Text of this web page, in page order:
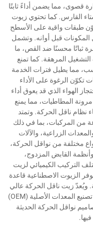
قصوى، مما يضمن أداءً ثابتًا
القارس. كما تحتوي زيوت
طبقات واقية على الأسطح
المكونات قبل أوانه. وتشمل
ثباتًا محسنًا ضد القص، ما
المرهقة. كما تمنع
مما يطيل فترات الخدمة
تكوّن الرغوة على الأداء
الهواء الذي قد يعوق أداء
المطاطيات، مما يمنع
نظام ناقل الحركة. وتمتد
من المركبات، بما في ذلك
الزراعية، والآلات
مختلفة من نواقل الحركة،
القابض المزدوج،
التركيب الكيميائي لزيت
الزيوت الاصطناعية قاعدة
ويُعدّ زيت ناقل الحركة عالي
الجودة مطابقًا للمواصفات الصارمة لشركات تصنيع المعدات الأصلية (OEM)
نواقل الحركة الحديثة